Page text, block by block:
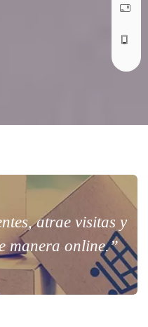
atrae visitas y
manera online.”